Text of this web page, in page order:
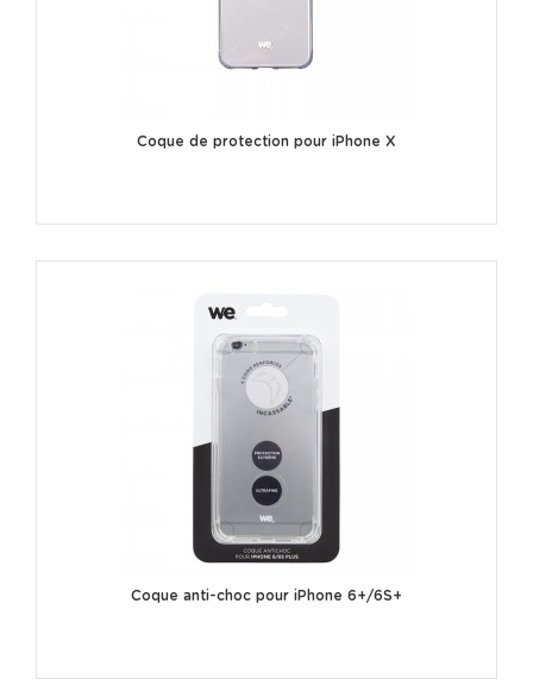
Coque de protection pour iPhone X
Coque anti-choc pour iPhone 6+/6S+